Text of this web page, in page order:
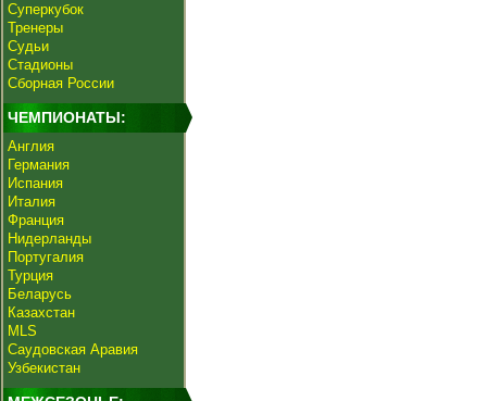
Суперкубок
Тренеры
Судьи
Стадионы
Сборная России
ЧЕМПИОНАТЫ:
Англия
Германия
Испания
Италия
Франция
Нидерланды
Португалия
Турция
Беларусь
Казахстан
MLS
Саудовская Аравия
Узбекистан